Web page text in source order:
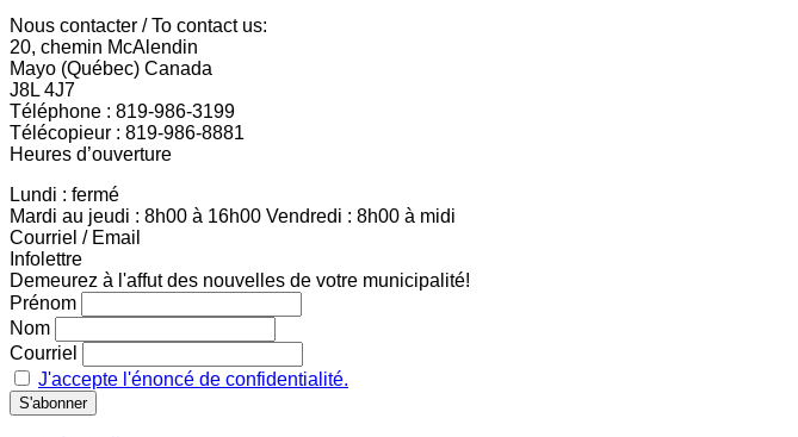
Nous contacter / To contact us:
20, chemin McAlendin
Mayo (Québec) Canada
J8L 4J7
Téléphone : 819-986-3199
Télécopieur : 819-986-8881
Heures d’ouverture
Lundi : fermé
Mardi au jeudi : 8h00 à 16h00 Vendredi : 8h00 à midi
Courriel / Email
Infolettre
Demeurez à l'affut des nouvelles de votre municipalité!
Prénom
Nom
Courriel
J'accepte l'énoncé de confidentialité.